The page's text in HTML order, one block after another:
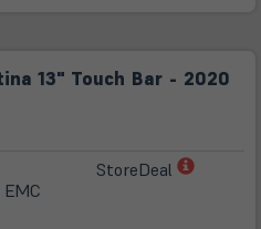
13" Touch Bar - 2020
StoreDeal
(öffnet